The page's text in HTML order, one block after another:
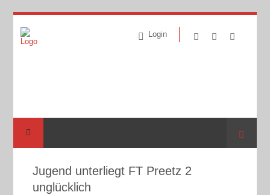
Login
Suche
Jugend unterliegt FT Preetz 2
unglücklich